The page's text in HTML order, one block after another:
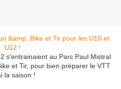
s'entrainaient au Parc Paul Mistral
et Tir, pour bien préparer le VTT
la saison !